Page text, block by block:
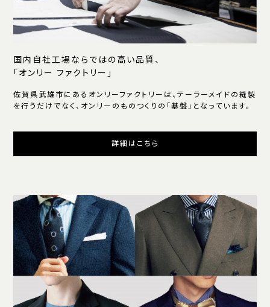
国内自社工場ならではの高い品質、
「オンリー ファクトリー」
佐賀県武雄市にあるオンリーファクトリーは、テーラーメイドの縫製
を行うだけでなく、オンリーのものつくりの「基盤」となっています。
詳細はこちら